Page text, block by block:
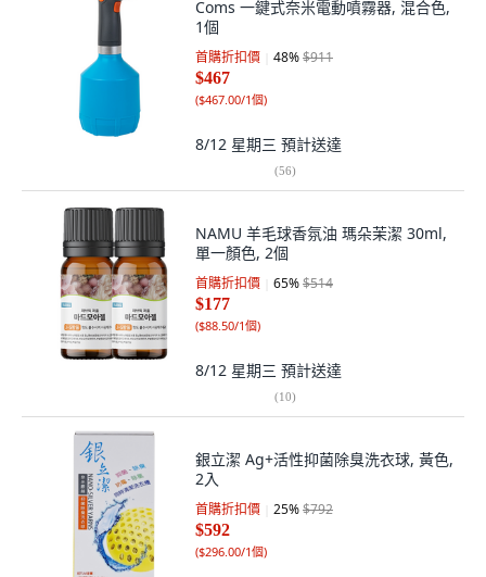
Coms 一鍵式奈米電動噴霧器, 混合色,
1個
首購折扣價 48%$911
$467
($467.00/1個)
8/12 星期三 預計送達
(56)
NAMU 羊毛球香氛油 瑪朵茉潔 30ml,
單一顏色, 2個
首購折扣價 65%$514
$177
($88.50/1個)
8/12 星期三 預計送達
(10)
銀立潔 Ag+活性抑菌除臭洗衣球, 黃色,
2入
首購折扣價 25%$792
$592
($296.00/1個)